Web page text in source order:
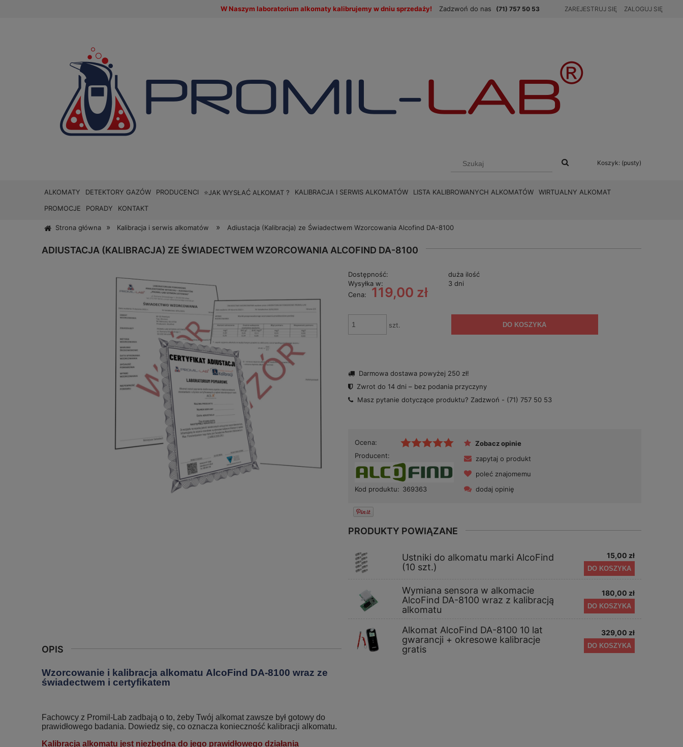
W Naszym laboratorium alkomaty kalibrujemy w dniu sprzedaży! Zadzwoń do nas (71) 757 50 53 ZAREJESTRUJ SIĘ ZALOGUJ SIĘ
Koszyk: (pusty)
ALKOMATY DETEKTORY GAZÓW PRODUCENCI ⭐JAK WYSŁAĆ ALKOMAT ? KALIBRACJA I SERWIS ALKOMATÓW LISTA KALIBROWANYCH ALKOMATÓW
WIRTUALNY ALKOMAT
PROMOCJE
PORADY KONTAKT
Strona główna » Kalibracja i serwis alkomatów » Adiustacja (Kalibracja) ze Świadectwem Wzorcowania Alcofind DA-8100
ADIUSTACJA (KALIBRACJA) ZE ŚWIADECTWEM WZORCOWANIA ALCOFIND DA-8100
Dostępność:
duża ilość
Wysyłka w:
3 dni
Cena:
119,00 zł
szt. DO KOSZYKA
Darmowa dostawa powyżej 250 zł!
Zwrot do 14 dni – bez podania przyczyny
Masz pytanie dotyczące produktu? Zadzwoń - (71) 757 50 53
Ocena:
Producent:
Kod produktu: 369363
Zobacz opinie
zapytaj o produkt
poleć znajomemu
dodaj opinię
PRODUKTY POWIĄZANE
Ustniki do alkomatu marki AlcoFind
(10 szt.)
15,00 zł
DO KOSZYKA
Wymiana sensora w alkomacie
AlcoFind DA-8100 wraz z kalibracją
alkomatu
180,00 zł
DO KOSZYKA
Alkomat AlcoFind DA-8100 10 lat
gwarancji + okresowe kalibracje
gratis
329,00 zł
DO KOSZYKA
OPIS
Wzorcowanie i kalibracja alkomatu AlcoFind DA-8100 wraz ze
świadectwem i certyfikatem
Fachowcy z Promil-Lab zadbają o to, żeby Twój alkomat zawsze był gotowy do
prawidłowego badania. Dowiedz się, co oznacza konieczność kalibracji alkomatu.
Kalibracja alkomatu jest niezbędna do jego prawidłowego działania